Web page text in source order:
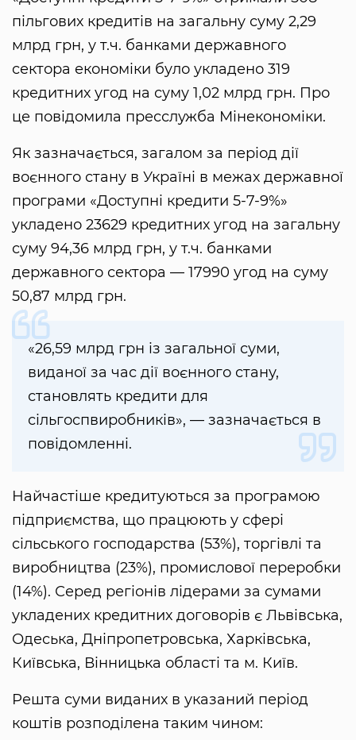
пільгових кредитів на загальну суму 2,29
млрд грн, у т.ч. банками державного
сектора економіки було укладено 319
кредитних угод на суму 1,02 млрд грн. Про
це повідомила пресслужба Мінекономіки.
Як зазначається, загалом за період дії
воєнного стану в Україні в межах державної
програми «Доступні кредити 5-7-9%»
укладено 23629 кредитних угод на загальну
суму 94,36 млрд грн, у т.ч. банками
державного сектора — 17990 угод на суму
50,87 млрд грн.
«26,59 млрд грн із загальної суми,
виданої за час дії воєнного стану,
становлять кредити для
сільгоспвиробників», — зазначається в
повідомленні.
Найчастіше кредитуються за програмою
підприємства, що працюють у сфері
сільського господарства (53%), торгівлі та
виробництва (23%), промислової переробки
(14%). Серед регіонів лідерами за сумами
укладених кредитних договорів є Львівська,
Одеська, Дніпропетровська, Харківська,
Київська, Вінницька області та м. Київ.
Решта суми виданих в указаний період
коштів розподілена таким чином: